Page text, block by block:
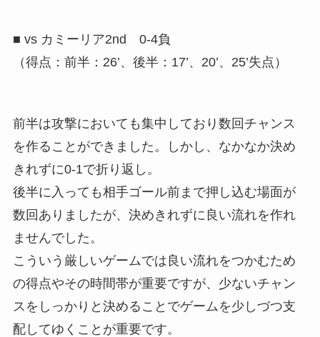
■ vs カミーリア2nd 0-4負
（得点：前半：26’、後半：17’、20’、25’失点）
前半は攻撃においても集中しており数回チャンス
を作ることができました。しかし、なかなか決め
きれずに0-1で折り返し。
後半に入っても相手ゴール前まで押し込む場面が
数回ありましたが、決めきれずに良い流れを作れ
ませんでした。
こういう厳しいゲームでは良い流れをつかむため
の得点やその時間帯が重要ですが、少ないチャン
スをしっかりと決めることでゲームを少しづつ支
配してゆくことが重要です。